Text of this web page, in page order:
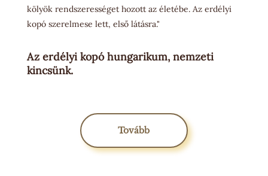
kölyök rendszerességet hozott az életébe. Az erdélyi
kopó szerelmese lett, első látásra."
Az erdélyi kopó hungarikum, nemzeti
kincsünk.
Tovább